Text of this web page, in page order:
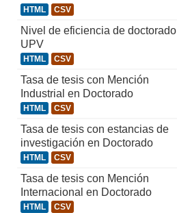
HTML CSV
Nivel de eficiencia de doctorado
UPV
HTML CSV
Tasa de tesis con Mención
Industrial en Doctorado
HTML CSV
Tasa de tesis con estancias de
investigación en Doctorado
HTML CSV
Tasa de tesis con Mención
Internacional en Doctorado
HTML CSV